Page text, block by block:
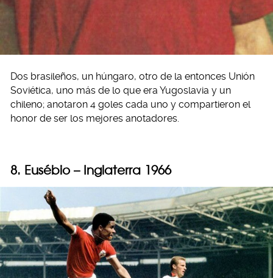
Dos brasileños, un húngaro, otro de la entonces Unión
Soviética, uno más de lo que era Yugoslavia y un
chileno; anotaron 4 goles cada uno y compartieron el
honor de ser los mejores anotadores.
8. Eusébio – Inglaterra 1966